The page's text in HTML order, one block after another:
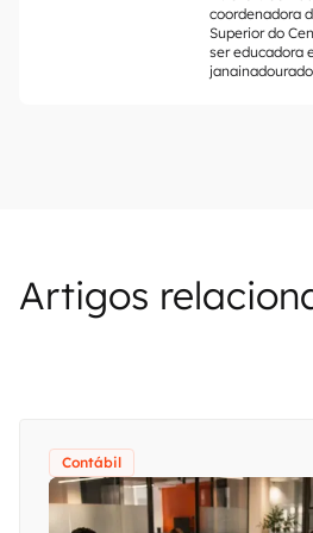
coordenadora
Superior do
ser educadora
Artigos
Contábil